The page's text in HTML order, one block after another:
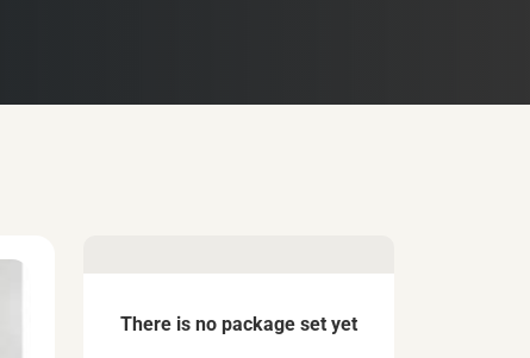
There is no package set yet